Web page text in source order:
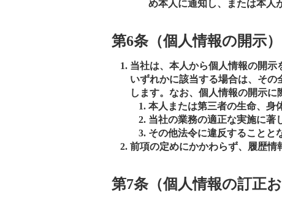
め本人に通知し、または本人
第6条（個人情報の開示）
当社は、本人から個人情報の開
いずれかに該当する場合は、そ
します。なお、個人情報の開示に
本人または第三者の生命、身
当社の業務の適正な実施に著
その他法令に違反することと
前項の定めにかかわらず、履歴情
第7条（個人情報の訂正お